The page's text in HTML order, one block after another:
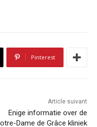
Pinterest
Article suivant
Enige informatie over de
Dame de Grâce kliniek